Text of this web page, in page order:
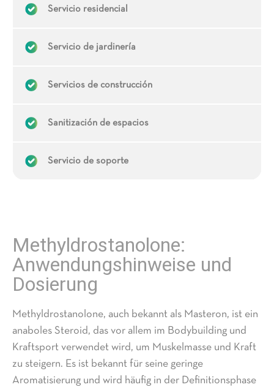
Servicio residencial
Servicio de jardinería
Servicios de construcción
Sanitización de espacios
Servicio de soporte
Methyldrostanolone:
Anwendungshinweise und
Dosierung
Methyldrostanolone, auch bekannt als Masteron, ist ein
anaboles Steroid, das vor allem im Bodybuilding und
Kraftsport verwendet wird, um Muskelmasse und Kraft
zu steigern. Es ist bekannt für seine geringe
Aromatisierung und wird häufig in der Definitionsphase